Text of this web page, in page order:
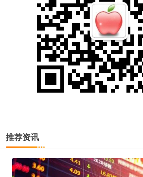
推荐资讯